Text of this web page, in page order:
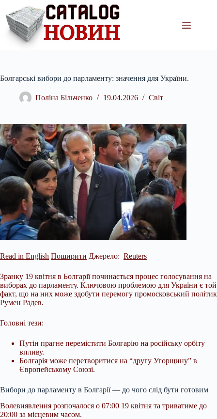
вмісту
Болгарські вибори до парламенту: значення для України.
Поліна Більченко 19.04.2026 Світ
Read in English Поширити Джерело: Reuters
Зранку 19 квітня в Болгарії починається процес голосування на
виборах до парламенту. Ключовою проблемою для України є той
факт, що на них може здобути перемогу промосковський політик
Румен Радев.
Головні тези:
Путін прагне перемістити Болгарію на російську орбіту
впливу.
Болгарія може перетворитися на “другу Угорщину” в
Європейському Союзі.
Вибори до парламенту в Болгарії — до чого слід бути готовим
Волевиявлення розпочалося о 07:00 19 квітня та триватиме до
20:00 за місцевим часом.